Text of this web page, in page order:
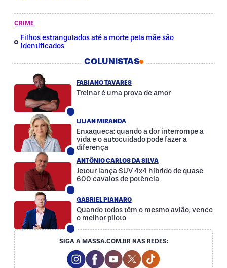
CRIME
Filhos estrangulados até a morte pela mãe são
identificados
COLUNISTAS
FABIANO TAVARES
Treinar é uma prova de amor
LILIAN MIRANDA
Enxaqueca: quando a dor interrompe a
vida e o autocuidado pode fazer a
diferença
ANTÔNIO CARLOS DA SILVA
Jetour lança SUV 4x4 híbrido de quase
600 cavalos de potência
GABRIEL PIANARO
Quando todos têm o mesmo avião, vence
o melhor piloto
SIGA A MASSA.COM.BR NAS REDES:
Instagram Social Media
Facebook Social Media
Youtube Social Media
Twitter Social Media
Tiktok Social